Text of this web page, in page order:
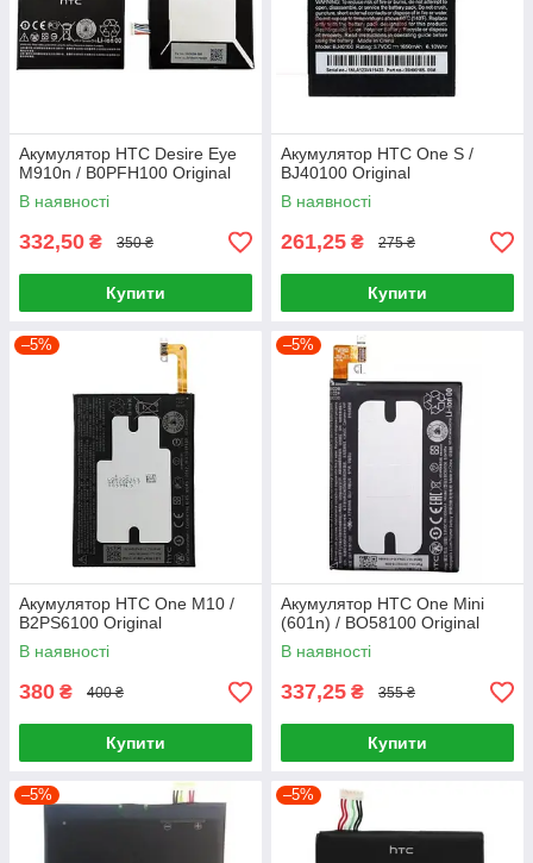
Акумулятор HTC Desire Eye
M910n / B0PFH100 Original
В наявності
332,50 ₴ 350 ₴
Купити
Акумулятор HTC One S /
BJ40100 Original
В наявності
261,25 ₴ 275 ₴
Купити
–5%
Акумулятор HTC One M10 /
B2PS6100 Original
В наявності
380 ₴ 400 ₴
Купити
–5%
Акумулятор HTC One Mini
(601n) / BO58100 Original
В наявності
337,25 ₴ 355 ₴
Купити
–5% –5%